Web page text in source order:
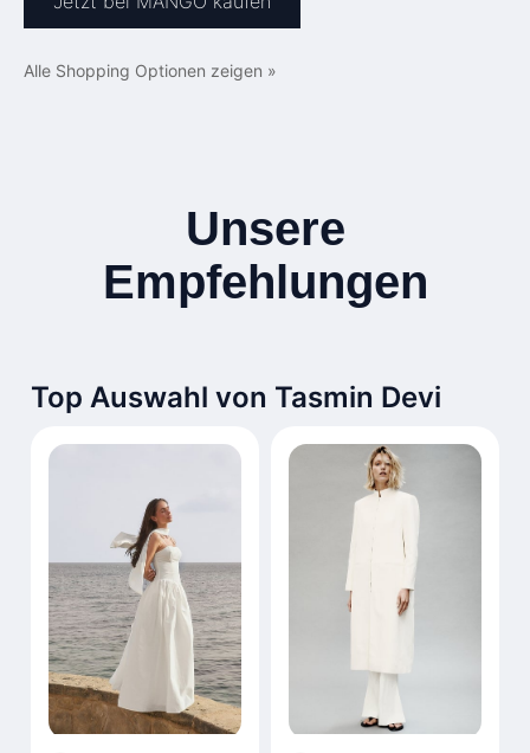
Alle Shopping Optionen zeigen »
Unsere
Empfehlungen
Top Auswahl von Tasmin Devi